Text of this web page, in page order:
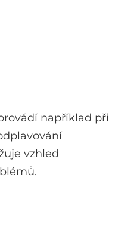
například při
vzhled